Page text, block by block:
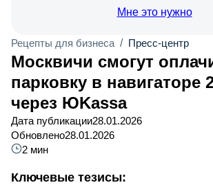
Мне это нужно
Рецепты для бизнеса / Пресс-центр
Москвичи смогут
парковку в навигаторе
через ЮKassa
Дата публикации28.01.2026
Обновлено28.01.2026
2 мин
Ключевые тезисы: